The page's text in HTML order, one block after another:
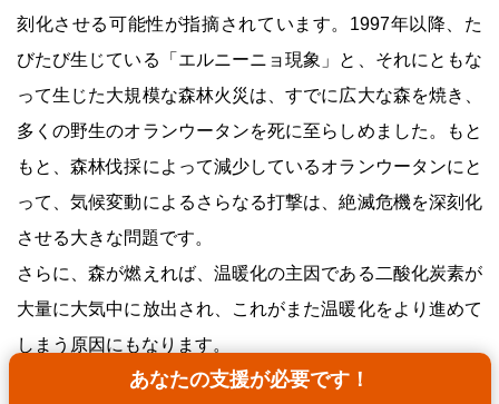
あなたの支援が必要です！
刻化させる可能性が指摘されています。1997年以降、た
びたび生じている「エルニーニョ現象」と、それにともな
って生じた大規模な森林火災は、すでに広大な森を焼き、
多くの野生のオランウータンを死に至らしめました。もと
もと、森林伐採によって減少しているオランウータンにと
って、気候変動によるさらなる打撃は、絶滅危機を深刻化
させる大きな問題です。
さらに、森が燃えれば、温暖化の主因である二酸化炭素が
大量に大気中に放出され、これがまた温暖化をより進めて
しまう原因にもなります。